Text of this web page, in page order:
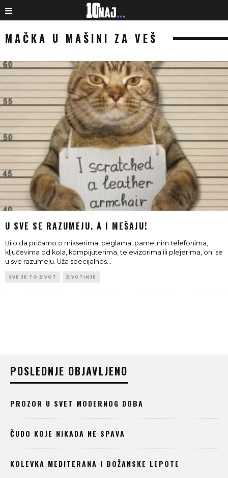
MAČKA U MAŠINI ZA VEŠ
U SVE SE RAZUMEJU. A I MEŠAJU!
Bilo da pričamo o mikserima, peglama, pametnim telefonima,
ključevima od kola, kompijuterima, televizorima ili plejerima, oni se
u sve razumeju. Uža specijalnos
SVE JE TO ŽIVOT ŽIVOTINJE
POSLEDNJE OBJAVLJENO
PROZOR U SVET MODERNOG DOBA
ČUDO KOJE NIKADA NE SPAVA
KOLEVKA MEDITERANA I BOŽANSKE LEPOTE